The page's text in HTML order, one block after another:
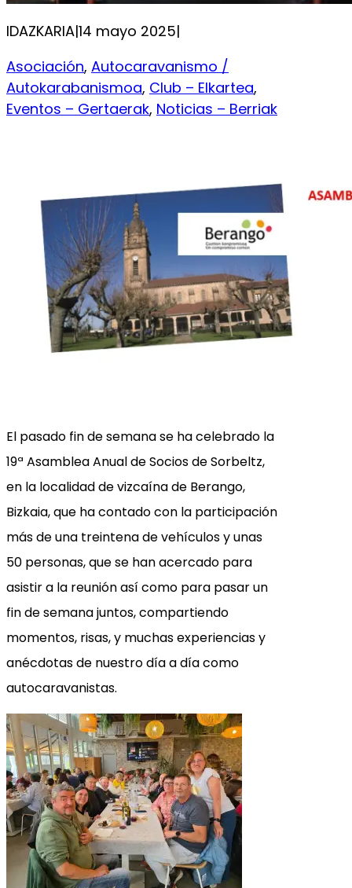
IDAZKARIA|14 mayo 2025|
Asociación, Autocaravanismo /
Autokarabanismoa, Club – Elkartea
Eventos – Gertaerak, Noticias – Berriak
El pasado fin de semana se ha celebrado la
19ª Asamblea Anual de Socios de Sorbeltz,
en la localidad de vizcaína de Berango,
Bizkaia, que ha contado con la participación
más de una treintena de vehículos y unas
50 personas, que se han acercado para
asistir a la reunión así como para pasar un
fin de semana juntos, compartiendo
momentos, risas, y muchas experiencias y
anécdotas de nuestro día a día como
autocaravanistas.